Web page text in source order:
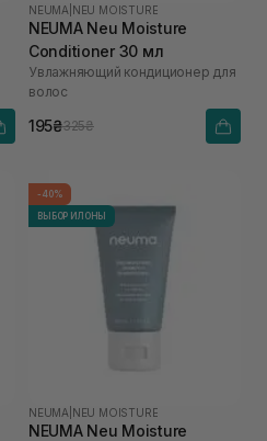
NEUMA NEU MOISTURE
NEUMA Neu Moisture
Conditioner 30 мл
Увлажняющий кондиционер для
волос
195₴325₴
-40%
ВЫБОР ИЛОНЫ
NEUMA NEU MOISTURE
NEUMA Neu Moisture